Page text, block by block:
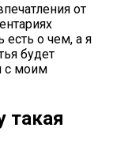
от
есть о чем, а я
будет
с моим
такая